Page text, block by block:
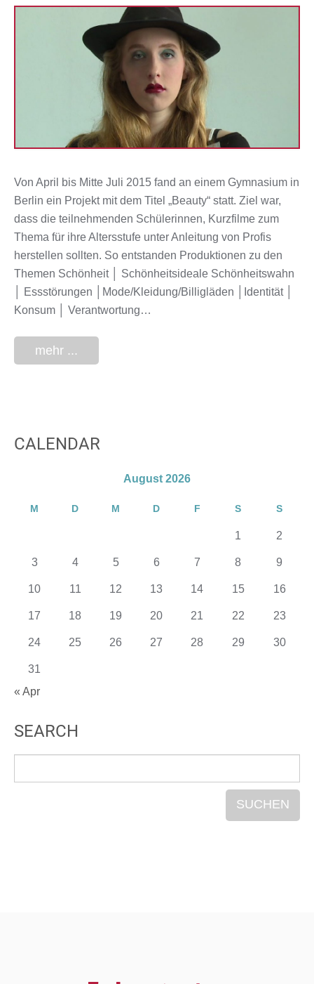
Von April bis Mitte Juli 2015 fand an einem Gymnasium in
Berlin ein Projekt mit dem Titel „Beauty“ statt. Ziel war,
dass die teilnehmenden Schülerinnen, Kurzfilme zum
Thema für ihre Altersstufe unter Anleitung von Profis
herstellen sollten. So entstanden Produktionen zu den
Themen Schönheit │ Schönheitsideale Schönheitswahn
│ Essstörungen │Mode/Kleidung/Billigläden │Identität │
Konsum │ Verantwortung…
mehr ...
CALENDAR
August 2026
M D M D F S S
1 2
3 4 5 6 7 8 9
10 11 12 13 14 15 16
17 18 19 20 21 22 23
24 25 26 27 28 29 30
31
« Apr
SEARCH